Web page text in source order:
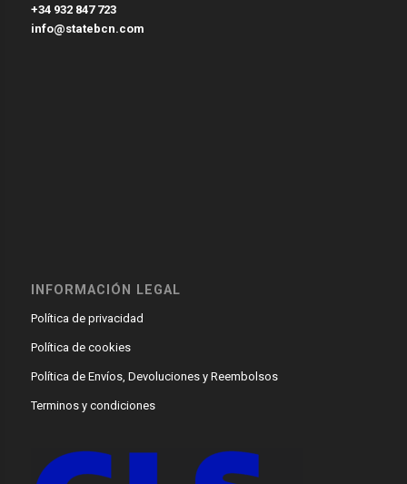
+34 932 847 723
info@statebcn.com
INFORMACIÓN LEGAL
Política de privacidad
Política de cookies
Política de Envíos, Devoluciones y Reembolsos
Terminos y condiciones